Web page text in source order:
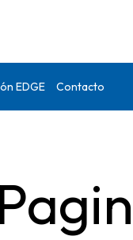
EDGE Contacto